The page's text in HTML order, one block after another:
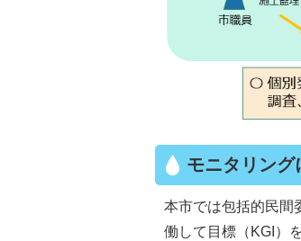
モニタリング
本市では包括的民間
働して目標（KGI）